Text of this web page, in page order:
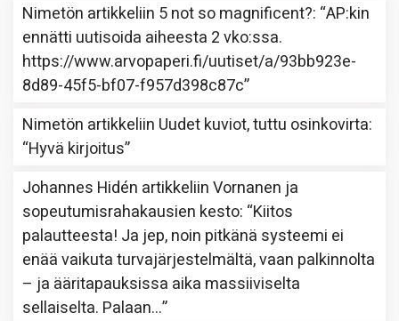
Nimetön artikkeliin 5 not so magnificent?: “AP:kin
ennätti uutisoida aiheesta 2 vko:ssa.
https://www.arvopaperi.fi/uutiset/a/93bb923e-
8d89-45f5-bf07-f957d398c87c”
Nimetön artikkeliin Uudet kuviot, tuttu osinkovirta:
“Hyvä kirjoitus”
Johannes Hidén artikkeliinVornanen ja
sopeutumisrahakausien kesto: “Kiitos
palautteesta! Ja jep, noin pitkänä systeemi ei
enää vaikuta turvajärjestelmältä, vaan palkinnolta
– ja ääritapauksissa aika massiiviselta
sellaiselta. Palaan…”